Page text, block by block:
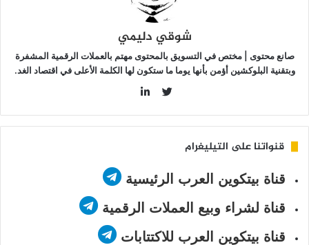
شوقي دليمي
صانع محتوى | مختص في التسويق بالمحتوى مهتم بالعملات الرقمية المشفرة
وبتقنية البلوكشين أؤمن بأنها يوما ما ستكون لها الكلمة الأعلى في اقتصاد الغد.
قنواتنا على التيليغرام
قناة بيتكوين العرب الرئيسية
قناة لشراء وبيع العملات الرقمية
قناة بيتكوين العرب للاكتتابات